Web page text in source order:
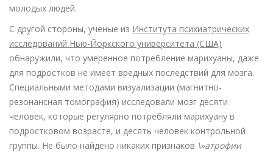
молодых людей.
С другой стороны, ученые из Института психиатрических
исследований Нью-Йоркского университета (США)
обнаружили, что умеренное потребление марихуаны, даже
для подростков не имеет вредных последствий для мозга.
Специальными методами визуализации (магнитно-
резонансная томография) исследовали мозг десяти
человек, которые регулярно потребляли марихуану в
подростковом возрасте, и десять человек контрольной
группы. Не было найдено никаких признаков \»атрофии